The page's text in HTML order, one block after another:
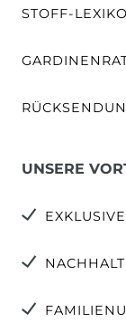
STOFF-
UNSERE